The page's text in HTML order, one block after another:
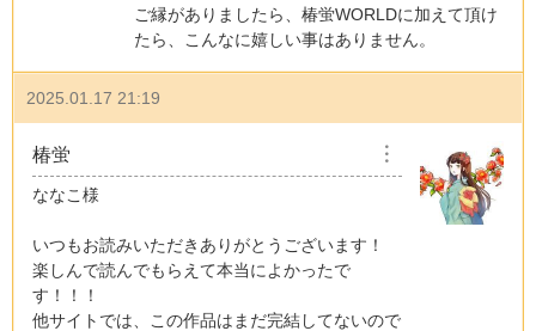
ご縁がありましたら、椿蛍WORLDに加えて頂け
たら、こんなに嬉しい事はありません。
2025.01.17 21:19
椿蛍 ︙
ななこ様
いつもお読みいただきありがとうございます！
楽しんで読んでもらえて本当によかったで
す！！！
他サイトでは、この作品はまだ完結してないので